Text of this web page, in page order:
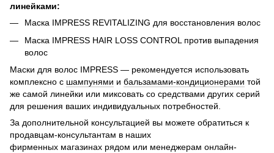
линейками:
Маска IMPRESS REVITALIZING для восстановления волос
Маска IMPRESS HAIR LOSS CONTROL против выпадения
волос
Маски для волос IMPRESS — рекомендуется использовать
комплексно с шампунями и бальзамами-кондиционерами той
же самой линейки или миксовать со средствами других серий
для решения ваших индивидуальных потребностей.
За дополнительной консультацией вы можете обратиться к
продавцам-консультантам в наших
фирменных магазинах рядом или менеджерам онлайн-